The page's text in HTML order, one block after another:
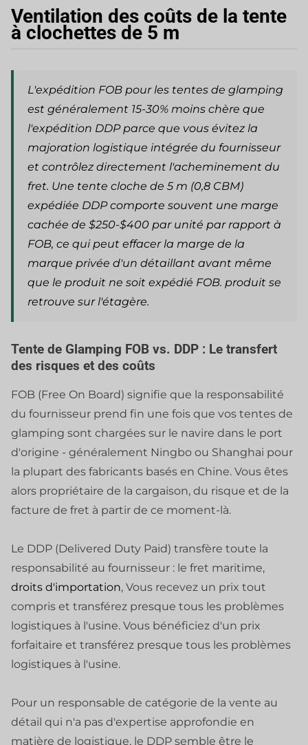
Ventilation des coûts de la tente
à clochettes de 5 m
L'expédition FOB pour les tentes de glamping
est généralement 15-30% moins chère que
l'expédition DDP parce que vous évitez la
majoration logistique intégrée du fournisseur
et contrôlez directement l'acheminement du
fret. Une tente cloche de 5 m (0,8 CBM)
expédiée DDP comporte souvent une marge
cachée de $250-$400 par unité par rapport à
FOB, ce qui peut effacer la marge de la
marque privée d'un détaillant avant même
que le produit ne soit expédié FOB. produit se
retrouve sur l'étagère.
Tente de Glamping FOB vs. DDP : Le transfert
des risques et des coûts
FOB (Free On Board) signifie que la responsabilité
du fournisseur prend fin une fois que vos tentes de
glamping sont chargées sur le navire dans le port
d'origine - généralement Ningbo ou Shanghai pour
la plupart des fabricants basés en Chine. Vous êtes
alors propriétaire de la cargaison, du risque et de la
facture de fret à partir de ce moment-là.
Le DDP (Delivered Duty Paid) transfère toute la
responsabilité au fournisseur : le fret maritime,
droits d'importation, Vous recevez un prix tout
compris et transférez presque tous les problèmes
logistiques à l'usine. Vous bénéficiez d'un prix
forfaitaire et transférez presque tous les problèmes
logistiques à l'usine.
Pour un responsable de catégorie de la vente au
détail qui n'a pas d'expertise approfondie en
matière de logistique, le DDP semble être le